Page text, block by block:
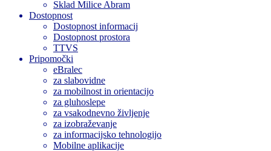
Sklad Milice Abram
Dostopnost
Dostopnost informacij
Dostopnost prostora
TTVS
Pripomočki
eBralec
za slabovidne
za mobilnost in orientacijo
za gluhoslepe
za vsakodnevno življenje
za izobraževanje
za informacijsko tehnologijo
Mobilne aplikacije